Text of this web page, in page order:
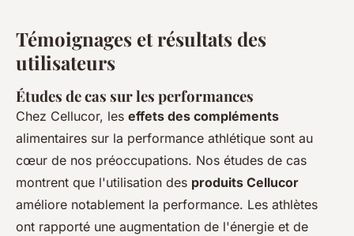
Témoignages et résultats des
utilisateurs
Études de cas sur les performances
Chez Cellucor, les effets des compléments
alimentaires sur la performance athlétique sont au
cœur de nos préoccupations. Nos études de cas
montrent que l'utilisation des produits Cellucor
améliore notablement la performance. Les athlètes
ont rapporté une augmentation de l'énergie et de